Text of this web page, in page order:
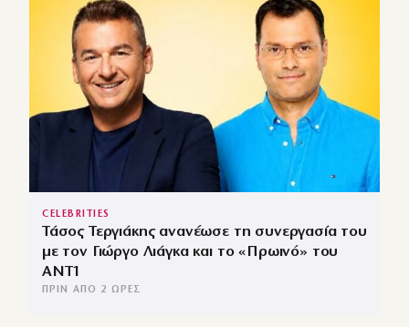
CELEBRITIES
Τάσος Τεργιάκης ανανέωσε τη συνεργασία του
με τον Γιώργο Λιάγκα και το «Πρωινό» του
ΑΝΤ1
ΠΡΙΝ ΑΠΌ 2 ΏΡΕΣ